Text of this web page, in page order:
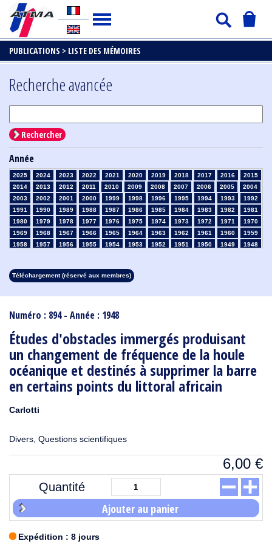
PUBLICATIONS > LISTE DES MÉMOIRES
Numéro : 894 - Année : 1948
Études d'obstacles immergés produisant
un changement de fréquence de la houle
océanique et destinés à supprimer la barre
en certains points du littoral africain
Carlotti
Divers, Questions scientifiques
6,00 €
Quantité
Ajouter au panier
Expédition : 8 jours
Recherche avancée
Rechercher
Année
2025 2024 2023 2022 2021 2020 2019 2018 2017 2016
2015
2014
2013 2012 2011 2010 2009 2008 2007 2006 2005
2004
2003
2002 2001 2000 1999 1998 1996 1995 1994 1993
1992
1991
1990 1989 1988 1987 1986 1985 1984 1983 1982
1981
1980
1979 1978 1977 1976 1975 1974 1973 1972 1971
1970
1969
1968 1967 1966 1965 1964 1963 1962 1961 1960
1959
1958
1957 1956 1955 1954 1953 1952 1951 1950 1949
1948
1913
1912 1911 1910 1909 1908
Téléchargement (réservé aux membres)